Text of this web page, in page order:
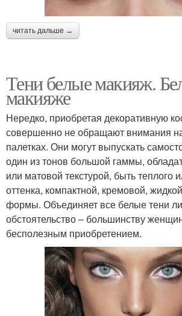
читать дальше →
Тени белые макияж.
макияже
Нередко, приобретая декоративную
совершенно не обращают внимания
палетках. Они могут выпускать
один из тонов большой гаммы,
или матовой текстурой, быть теплого
оттенка, компактной, кремовой,
формы. Объединяет все белые тени
обстоятельство – большинству
бесполезным приобретением.